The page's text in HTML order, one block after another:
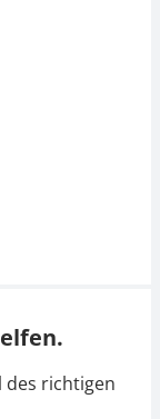
des richtigen